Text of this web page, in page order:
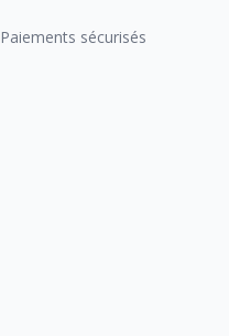
Paiements sécurisés